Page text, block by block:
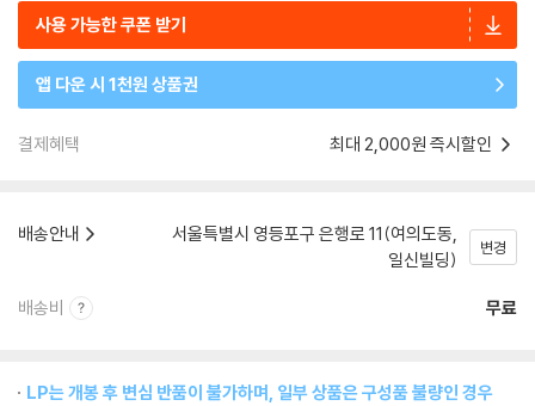
사용 가능한 쿠폰 받기
앱 다운 시 1천원 상품권
결제혜택 최대 2,000원 즉시할인
배송안내
서울특별시 영등포구 은행로 11(여의도동,
일신빌딩)
변경
배송비 무료
LP는 개봉 후 변심 반품이 불가하며, 일부 상품은 구성품 불량인 경우